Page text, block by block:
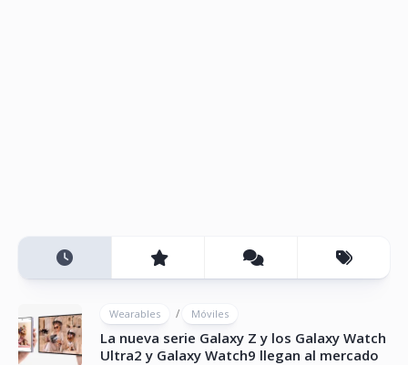
Wearables / Móviles
La nueva serie Galaxy Z y los Galaxy Watch
Ultra2 y Galaxy Watch9 llegan al mercado